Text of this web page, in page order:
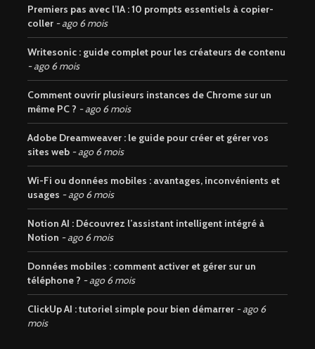
Premiers pas avec l’IA : 10 prompts essentiels à copier-
coller
ago 6 mois
Writesonic : guide complet pour les créateurs de contenu
ago 6 mois
Comment ouvrir plusieurs instances de Chrome sur un
même PC ?
ago 6 mois
Adobe Dreamweaver : le guide pour créer et gérer vos
sites web
ago 6 mois
Wi-Fi ou données mobiles : avantages, inconvénients et
usages
ago 6 mois
Notion AI : Découvrez l’assistant intelligent intégré à
Notion
ago 6 mois
Données mobiles : comment activer et gérer sur un
téléphone ?
ago 6 mois
ClickUp AI : tutoriel simple pour bien démarrer
ago 6
mois